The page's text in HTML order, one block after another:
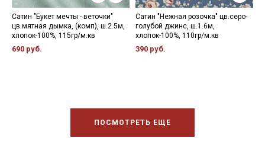
Сатин "Букет мечты - веточки"
цв.мятная дымка, (комп), ш.2.5м,
хлопок-100%, 115гр/м.кв
690 руб.
Сатин "Нежная розочка" цв.серо-
голубой джинс, ш.1.6м,
хлопок-100%, 110гр/м.кв
390 руб.
ПОСМОТРЕТЬ ЕЩЕ